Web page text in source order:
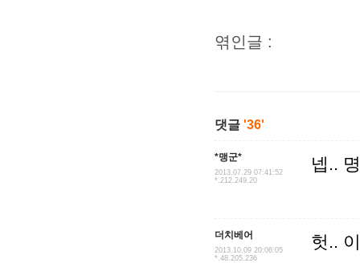
엮인글 :
댓글 '36'
*맹군*
2013.07.29 07:41:52
*.212.249.20
넵..
더치베어
2013.10.09 20:06:05
*.48.205.236
헛..